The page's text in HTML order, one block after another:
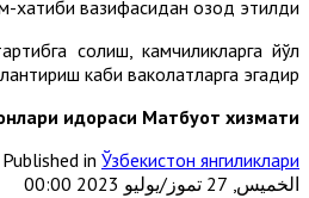
хатиби вазифасидан озод этилди.
солиш, камчиликларга йўл
каби ваколатларга эгадир.
идораси Матбуот хизмати
Published in Ўзбекистон янгиликлари
الخميس, 27 تموز/يوليو 2023 00:00